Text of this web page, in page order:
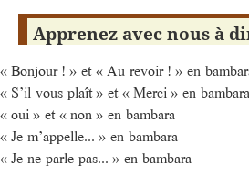
Apprenez avec nous à
« Bonjour ! » et « Au revoir ! » en
« S’il vous plaît » et « Merci » en bambara
« oui » et « non » en bambara
« Je m’appelle... » en bambara
« Je ne parle pas... » en bambara